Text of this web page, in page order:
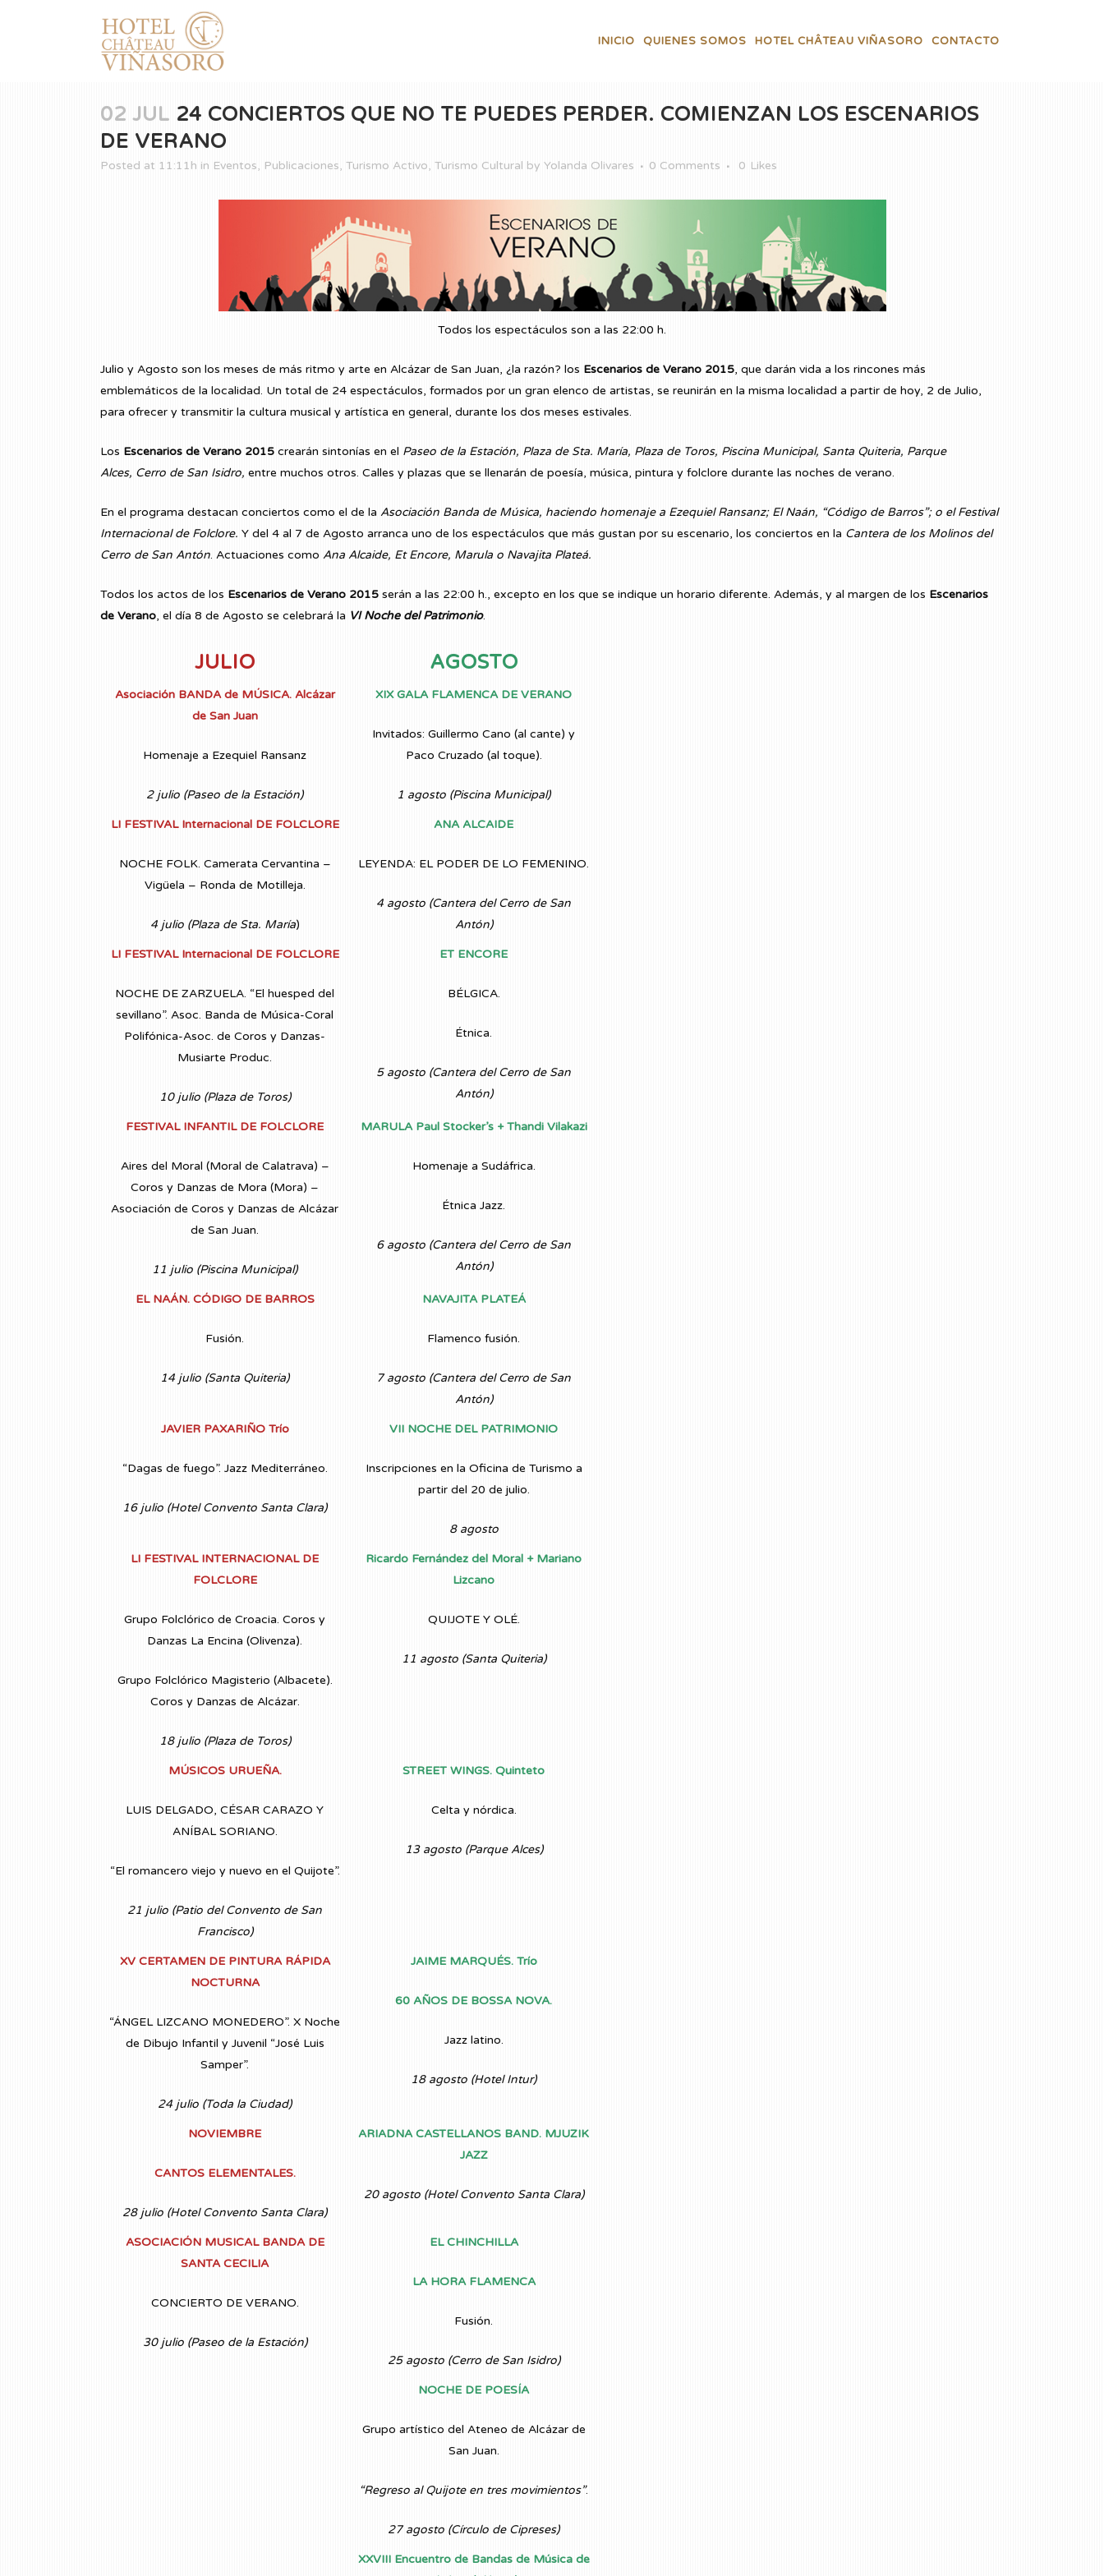
INICIO QUIENES SOMOS HOTEL CHÂTEAU VIÑASORO CONTACTO
02 JUL 24 CONCIERTOS QUE NO TE PUEDES PERDER. COMIENZAN LOS ESCENARIOS
DE VERANO
Posted at 11:11h in Eventos, Publicaciones, Turismo Activo, Turismo Cultural by Yolanda Olivares 0 Comments 0 Likes
Todos los espectáculos son a las 22:00 h.
Julio y Agosto son los meses de más ritmo y arte en Alcázar de San Juan, ¿la razón? los Escenarios de Verano 2015, que darán vida a los rincones más
emblemáticos de la localidad. Un total de 24 espectáculos, formados por un gran elenco de artistas, se reunirán en la misma localidad a partir de hoy, 2 de Julio,
para ofrecer y transmitir la cultura musical y artística en general, durante los dos meses estivales.
Los Escenarios de Verano 2015 crearán sintonías en el Paseo de la Estación, Plaza de Sta. María, Plaza de Toros, Piscina Municipal, Santa Quiteria, Parque
Alces, Cerro de San Isidro, entre muchos otros. Calles y plazas que se llenarán de poesía, música, pintura y folclore durante las noches de verano.
En el programa destacan conciertos como el de la Asociación Banda de Música, haciendo homenaje a Ezequiel Ransanz; El Naán, “Código de Barros”; o el Festival
Internacional de Folclore. Y del 4 al 7 de Agosto arranca uno de los espectáculos que más gustan por su escenario, los conciertos en la Cantera de los Molinos del
Cerro de San Antón. Actuaciones como Ana Alcaide, Et Encore, Marula o Navajita Plateá.
Todos los actos de los Escenarios de Verano 2015 serán a las 22:00 h., excepto en los que se indique un horario diferente. Además, y al margen de los Escenarios
de Verano, el día 8 de Agosto se celebrará la VI Noche del Patrimonio.
JULIO AGOSTO
Asociación BANDA de MÚSICA. Alcázar
de San Juan
Homenaje a Ezequiel Ransanz
2 julio (Paseo de la Estación)
XIX GALA FLAMENCA DE VERANO
Invitados: Guillermo Cano (al cante) y
Paco Cruzado (al toque).
1 agosto (Piscina Municipal)
LI FESTIVAL Internacional DE FOLCLORE
NOCHE FOLK. Camerata Cervantina –
Vigüela – Ronda de Motilleja.
4 julio (Plaza de Sta. María)
ANA ALCAIDE
LEYENDA: EL PODER DE LO FEMENINO.
4 agosto (Cantera del Cerro de San
Antón)
LI FESTIVAL Internacional DE FOLCLORE
NOCHE DE ZARZUELA. “El huesped del
sevillano”. Asoc. Banda de Música-Coral
Polifónica-Asoc. de Coros y Danzas-
Musiarte Produc.
10 julio (Plaza de Toros)
ET ENCORE
BÉLGICA.
Étnica.
5 agosto (Cantera del Cerro de San
Antón)
FESTIVAL INFANTIL DE FOLCLORE
Aires del Moral (Moral de Calatrava) –
Coros y Danzas de Mora (Mora) –
Asociación de Coros y Danzas de Alcázar
de San Juan.
11 julio (Piscina Municipal)
MARULA Paul Stocker’s + Thandi Vilakazi
Homenaje a Sudáfrica.
Étnica Jazz.
6 agosto (Cantera del Cerro de San
Antón)
EL NAÁN. CÓDIGO DE BARROS
Fusión.
14 julio (Santa Quiteria)
NAVAJITA PLATEÁ
Flamenco fusión.
7 agosto (Cantera del Cerro de San
Antón)
JAVIER PAXARIÑO Trío
“Dagas de fuego”. Jazz Mediterráneo.
16 julio (Hotel Convento Santa Clara)
VII NOCHE DEL PATRIMONIO
Inscripciones en la Oficina de Turismo a
partir del 20 de julio.
8 agosto
LI FESTIVAL INTERNACIONAL DE
FOLCLORE
Grupo Folclórico de Croacia. Coros y
Danzas La Encina (Olivenza).
Grupo Folclórico Magisterio (Albacete).
Coros y Danzas de Alcázar.
18 julio (Plaza de Toros)
Ricardo Fernández del Moral + Mariano
Lizcano
QUIJOTE Y OLÉ.
11 agosto (Santa Quiteria)
MÚSICOS URUEÑA.
LUIS DELGADO, CÉSAR CARAZO Y
ANÍBAL SORIANO.
“El romancero viejo y nuevo en el Quijote”.
21 julio (Patio del Convento de San
Francisco)
STREET WINGS. Quinteto
Celta y nórdica.
13 agosto (Parque Alces)
XV CERTAMEN DE PINTURA RÁPIDA
NOCTURNA
“ÁNGEL LIZCANO MONEDERO”. X Noche
de Dibujo Infantil y Juvenil “José Luis
Samper”.
24 julio (Toda la Ciudad)
JAIME MARQUÉS. Trío
60 AÑOS DE BOSSA NOVA.
Jazz latino.
18 agosto (Hotel Intur)
NOVIEMBRE
CANTOS ELEMENTALES.
28 julio (Hotel Convento Santa Clara)
ARIADNA CASTELLANOS BAND. MJUZIK
JAZZ
20 agosto (Hotel Convento Santa Clara)
ASOCIACIÓN MUSICAL BANDA DE
SANTA CECILIA
CONCIERTO DE VERANO.
30 julio (Paseo de la Estación)
EL CHINCHILLA
LA HORA FLAMENCA
Fusión.
25 agosto (Cerro de San Isidro)
NOCHE DE POESÍA
Grupo artístico del Ateneo de Alcázar de
San Juan.
“Regreso al Quijote en tres movimientos”.
27 agosto (Círculo de Cipreses)
XXVIII Encuentro de Bandas de Música de